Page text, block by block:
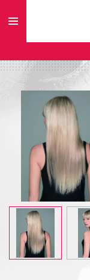
direct
de
hoofdinhoud